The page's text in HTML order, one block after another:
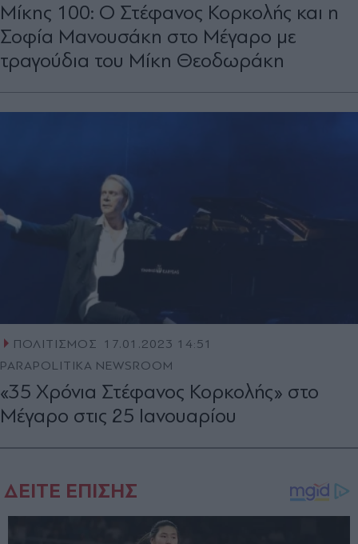
Μίκης 100: Ο Στέφανος Κορκολής και η
Σοφία Μανουσάκη στο Μέγαρο με
τραγούδια του Μίκη Θεοδωράκη
ΠΟΛΙΤΙΣΜΟΣ
17.01.2023 14:51
PARAPOLITIKA NEWSROOM
«35 Χρόνια Στέφανος Κορκολής» στο
Μέγαρο στις 25 Ιανουαρίου